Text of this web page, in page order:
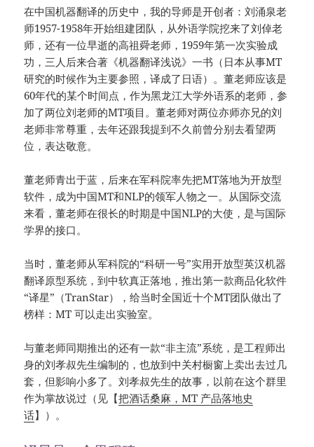
在中国机器翻译的历史中，我的导师是开创者：刘涌泉老
师1957-1958年开始组建团队，从外语学院挖来了刘倬老
师，还有一位早逝的高祖舜老师，1959年第一次实验成
功，三人后来合著《机器翻译浅说》一书（日本从事MT
研究的时候作为主要参照，译成了日语）。董老师应该是
60年代的某个时间点，作为黑龙江大学外语系的老师，参
加了两位刘老师的MT项目。董老师对两位亦师亦兄的刘
老师非常尊重，去年还跟我提到不久前曾分别去看望两
位，表达敬意。
董老师青出于蓝，后来在军科院率先把MT落地为开放型
软件，成为中国MT和NLP的领军人物之一。从国际交流
来看，董老师在很长的时期是中国NLP的大使，是与国际
学界的接口。
当时，董老师从军科院的“科研一号”实用开放型英汉机器
翻译原型系统，到中软真正落地，推出第一款商品化软件
“译星”（TranStar），给当时全国近十个MT团队做出了
榜样：MT 可以走出实验室。
与董老师同期推出的还有一款“非主流”系统，是工程师出
身的刘孝叔先生编制的，也放到中关村橱窗上卖出去过几
套，但影响小多了。刘孝叔先生的故事，以前在这个群里
作为掌故说过（见【把酒话桑麻，MT 产品落地史
话】）。